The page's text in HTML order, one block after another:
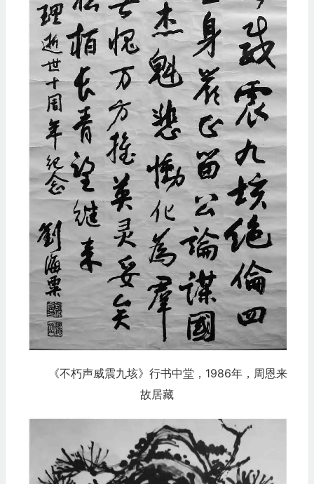
《不朽声威震九垓》行书中堂，1986年，周恩来
故居藏